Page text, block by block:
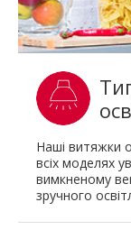
Наші витяжки
всіх моделях
вимкненому
зручного